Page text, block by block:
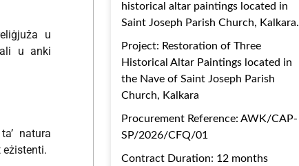
u
u anki
natura
historical altar paintings located in
Saint Joseph Parish Church, Kalkara.
Project: Restoration of Three
Historical Altar Paintings located in
the Nave of Saint Joseph Parish
Church, Kalkara
Procurement Reference: AWK/CAP-
SP/2026/CFQ/01
Contract Duration: 12 months